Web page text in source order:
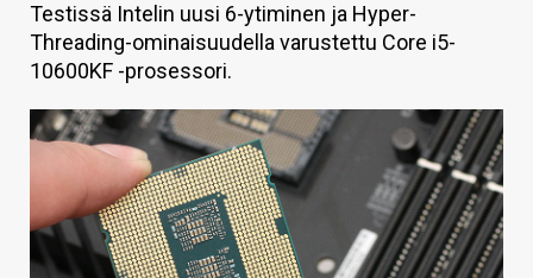
TIETOA
HINTA.FI
KAUPPA
VAIHDA TEEMA
Testissä Intelin uusi 6-ytiminen ja Hyper-
Threading-ominaisuudella varustettu Core i5-
10600KF -prosessori.